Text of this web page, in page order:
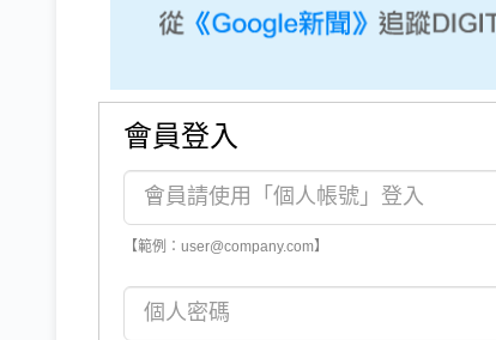
會員登入
【範例：user@company.com】